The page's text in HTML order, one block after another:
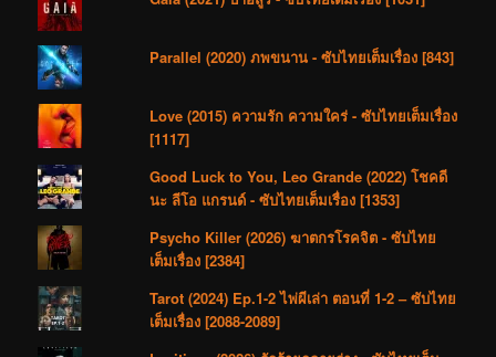
Parallel (2020) ภพขนาน - ซับไทยเต็มเรื่อง [843]
Love (2015) ความรัก ความใคร่ - ซับไทยเต็มเรื่อง
[1117]
Good Luck to You, Leo Grande (2022) โชคดี
นะ ลีโอ แกรนด์ - ซับไทยเต็มเรื่อง [1353]
Psycho Killer (2026) ฆาตกรโรคจิต - ซับไทย
เต็มเรื่อง [2384]
Tarot (2024) Ep.1-2 ไพ่ผีเล่า ตอนที่ 1-2 – ซับไทย
เต็มเรื่อง [2088-2089]